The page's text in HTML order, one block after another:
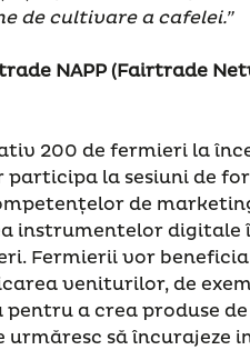
de cultivare a cafelei.”
NAPP (Fairtrade
200 de fermieri la
participa la sesiuni de
de
instrumentelor digitale
Fermierii vor beneficia
veniturilor, de
a crea produse de
să încurajeze